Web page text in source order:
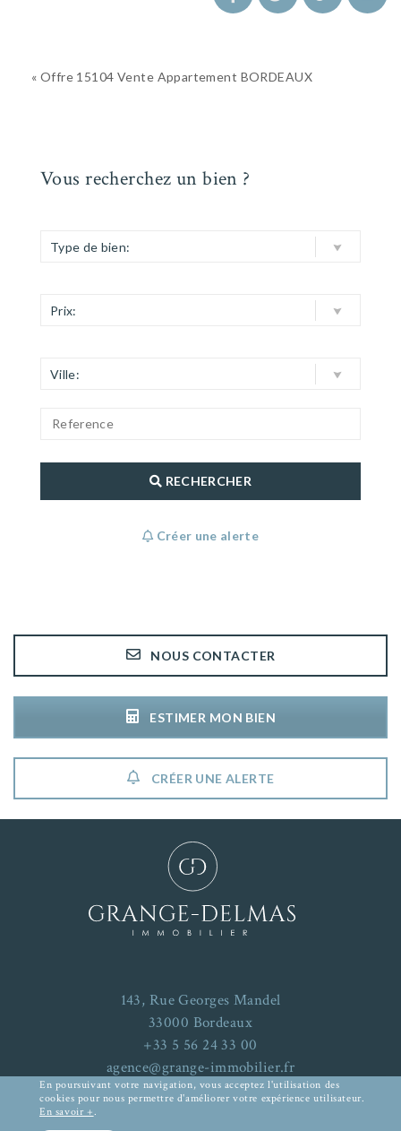
« Offre 15104 Vente Appartement BORDEAUX
Vous recherchez un bien ?
Type de bien:
Prix:
Ville:
RECHERCHER
Créer une alerte
NOUS CONTACTER
ESTIMER MON BIEN
CRÉER UNE ALERTE
143, Rue Georges Mandel
33000 Bordeaux
+33 5 56 24 33 00
agence@grange-immobilier.fr
En poursuivant votre navigation, vous acceptez l'utilisation des
cookies pour nous permettre d'améliorer votre expérience utilisateur.
En savoir +.